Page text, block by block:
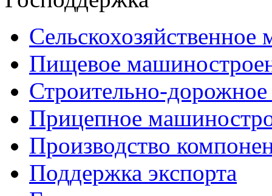
Пищевое
Строительно-
Прицепное
Производство
Поддержка экспорта